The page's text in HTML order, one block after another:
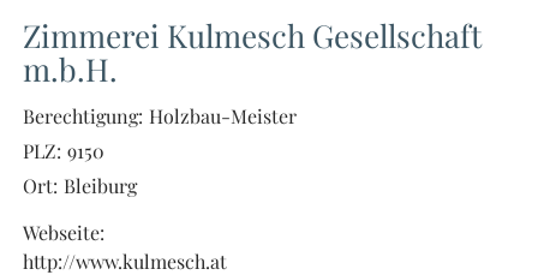
Zimmerei Kulmesch Gesellschaft
m.b.H.
Berechtigung: Holzbau-Meister
PLZ: 9150
Ort: Bleiburg
Webseite:
http://www.kulmesch.at